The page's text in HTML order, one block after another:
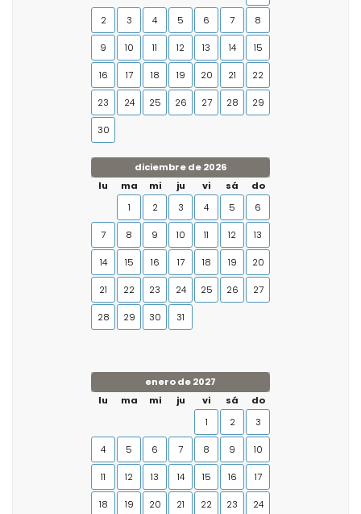
2 3 4 5 6 7 8
9 10 11 12 13 14 15
16 17 18 19 20 21 22
23 24 25 26 27 28 29
30
diciembre de 2026
lu
ma mi ju vi sá
do
1
2 3 4 5 6
7 8 9 10 11 12 13
14 15 16 17 18 19 20
21 22 23 24 25 26 27
28 29 30 31
enero de 2027
lu
ma mi ju vi sá
do
1
2 3
4 5 6 7 8 9 10
11 12 13 14 15 16 17
18 19 20 21 22 23 24